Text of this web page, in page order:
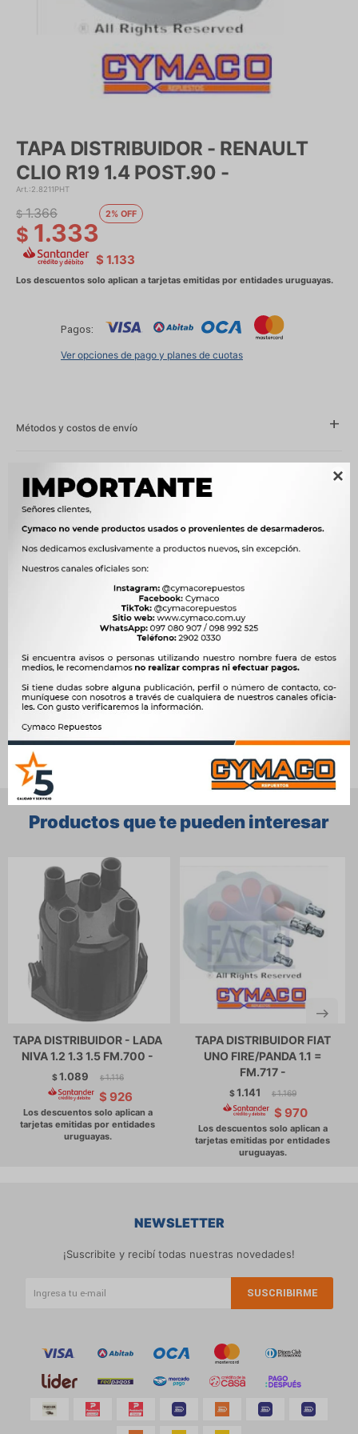

TAPA DISTRIBUIDOR - RENAULT
CLIO R19 1.4 POST.90 -
2.8211PHT
$ 1.333
$ 1.366 2
$ 1.133
Pagos:
Ver opciones de pago y planes de cuotas
Métodos y costos de envío
Características
Año 1990 - 1998, 1999 - 2007
Compatibilidad RENAULT
19, MEGANE
1.4 8V E7J NAFTA
   
Ver mas productos de la marca Sin Marca
Productos que te pueden interesar
TAPA DISTRIBUIDOR - LADA
NIVA 1.2 1.3 1.5 FM.700 -
$1.089 $ 1.116
$ 926
TAPA DISTRIBUIDOR FIAT
UNO FIRE/PANDA 1.1 =
FM.717 -
$1.141 $ 1.169
$ 970
NEWSLETTER
¡Suscribite y recibí todas nuestras novedades!
SUSCRIBIRME